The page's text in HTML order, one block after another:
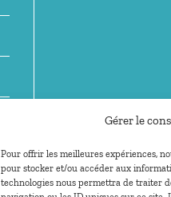
Gérer le
Pour offrir les meilleures expériences,
pour stocker et/ou accéder aux
technologies nous permettra de traiter